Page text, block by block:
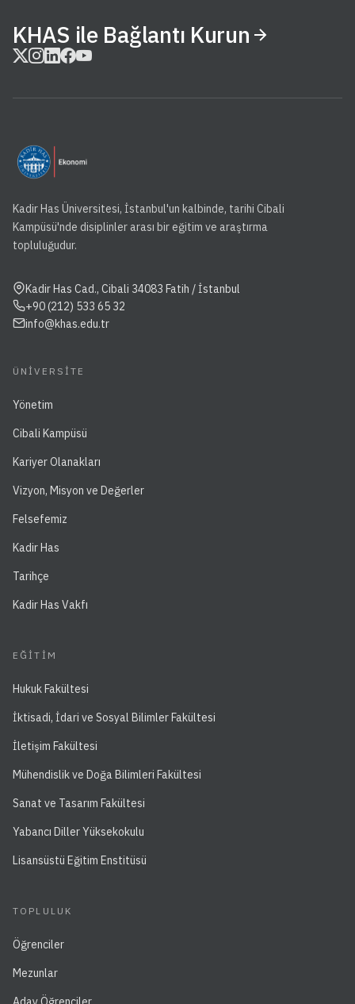
KHAS ile Bağlantı Kurun
Kadir Has Üniversitesi, İstanbul'un kalbinde, tarihi Cibali
Kampüsü'nde disiplinler arası bir eğitim ve araştırma
topluluğudur.
Kadir Has Cad., Cibali 34083 Fatih / İstanbul
+90 (212) 533 65 32
info@khas.edu.tr
ÜNIVERSITE
Yönetim
Cibali Kampüsü
Kariyer Olanakları
Vizyon, Misyon ve Değerler
Felsefemiz
Kadir Has
Tarihçe
Kadir Has Vakfı
EĞITIM
Hukuk Fakültesi
İktisadi, İdari ve Sosyal Bilimler Fakültesi
İletişim Fakültesi
Mühendislik ve Doğa Bilimleri Fakültesi
Sanat ve Tasarım Fakültesi
Yabancı Diller Yüksekokulu
Lisansüstü Eğitim Enstitüsü
TOPLULUK
Öğrenciler
Mezunlar